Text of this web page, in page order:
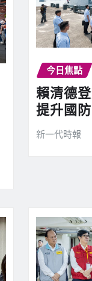
今日焦點
賴清德
提升國
新一代時報